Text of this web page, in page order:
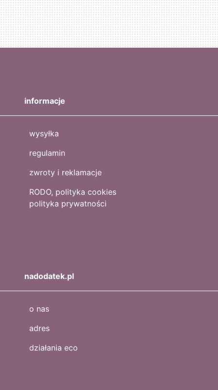
informacje
wysyłka
regulamin
zwroty i reklamacje
RODO, polityka cookies
polityka prywatności
nadodatek.pl
o nas
adres
działania eco